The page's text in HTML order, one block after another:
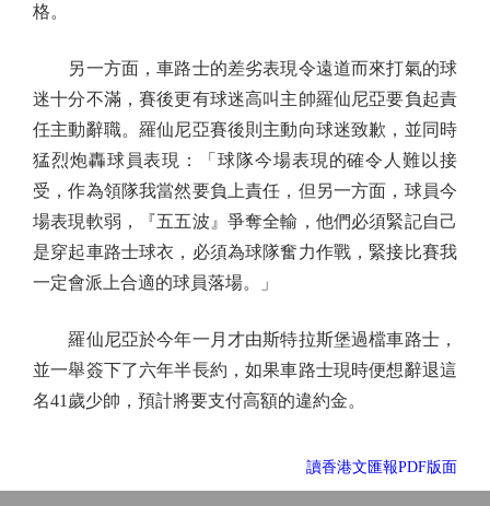
格。
另一方面，車路士的差劣表現令遠道而來打氣的球
迷十分不滿，賽後更有球迷高叫主帥羅仙尼亞要負起責
任主動辭職。羅仙尼亞賽後則主動向球迷致歉，並同時
猛烈炮轟球員表現：「球隊今場表現的確令人難以接
受，作為領隊我當然要負上責任，但另一方面，球員今
場表現軟弱，『五五波』爭奪全輸，他們必須緊記自己
是穿起車路士球衣，必須為球隊奮力作戰，緊接比賽我
一定會派上合適的球員落場。」
羅仙尼亞於今年一月才由斯特拉斯堡過檔車路士，
並一舉簽下了六年半長約，如果車路士現時便想辭退這
名41歲少帥，預計將要支付高額的違約金。
讀香港文匯報PDF版面